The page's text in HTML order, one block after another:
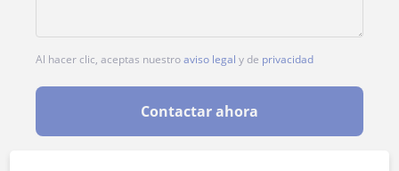
Al hacer clic, aceptas nuestroaviso legal y de privacidad
Contactar ahora